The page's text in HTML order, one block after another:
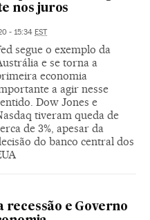
nos juros
- 15:34 EST
segue o exemplo da
e se torna a
economia
a agir nesse
Dow Jones e
tiveram queda de
de 3%, apesar da
do banco central dos
recessão e Governo